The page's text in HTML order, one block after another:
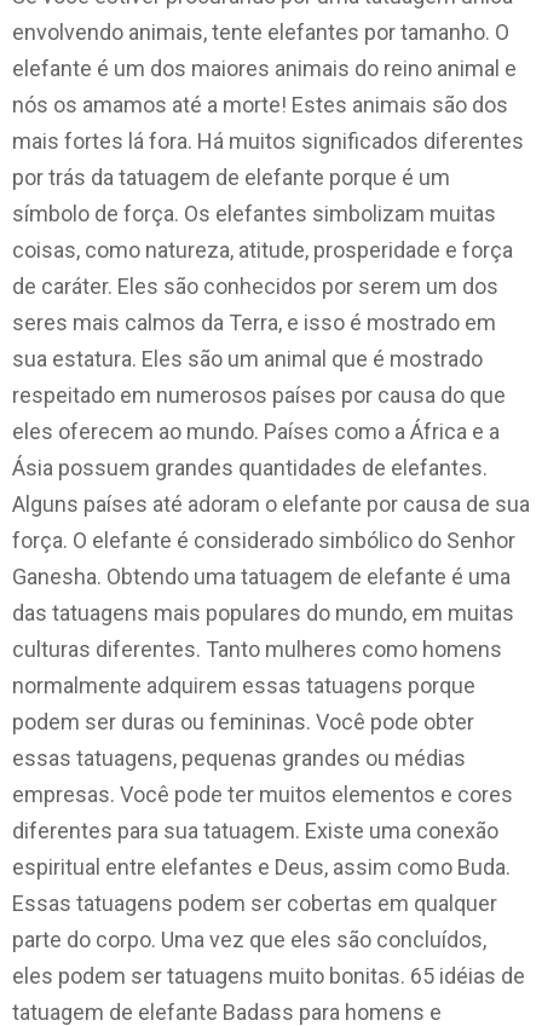
envolvendo animais, tente elefantes por tamanho. O
elefante é um dos maiores animais do reino animal e
nós os amamos até a morte! Estes animais são dos
mais fortes lá fora. Há muitos significados diferentes
por trás da tatuagem de elefante porque é um
símbolo de força. Os elefantes simbolizam muitas
coisas, como natureza, atitude, prosperidade e força
de caráter. Eles são conhecidos por serem um dos
seres mais calmos da Terra, e isso é mostrado em
sua estatura. Eles são um animal que é mostrado
respeitado em numerosos países por causa do que
eles oferecem ao mundo. Países como a África e a
Ásia possuem grandes quantidades de elefantes.
Alguns países até adoram o elefante por causa de sua
força. O elefante é considerado simbólico do Senhor
Ganesha. Obtendo uma tatuagem de elefante é uma
das tatuagens mais populares do mundo, em muitas
culturas diferentes. Tanto mulheres como homens
normalmente adquirem essas tatuagens porque
podem ser duras ou femininas. Você pode obter
essas tatuagens, pequenas grandes ou médias
empresas. Você pode ter muitos elementos e cores
diferentes para sua tatuagem. Existe uma conexão
espiritual entre elefantes e Deus, assim como Buda.
Essas tatuagens podem ser cobertas em qualquer
parte do corpo. Uma vez que eles são concluídos,
eles podem ser tatuagens muito bonitas. 65 idéias de
tatuagem de elefante Badass para homens e